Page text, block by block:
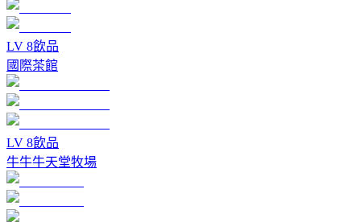
LV 8飲品
國際茶館
LV 8飲品
牛牛牛天堂牧場